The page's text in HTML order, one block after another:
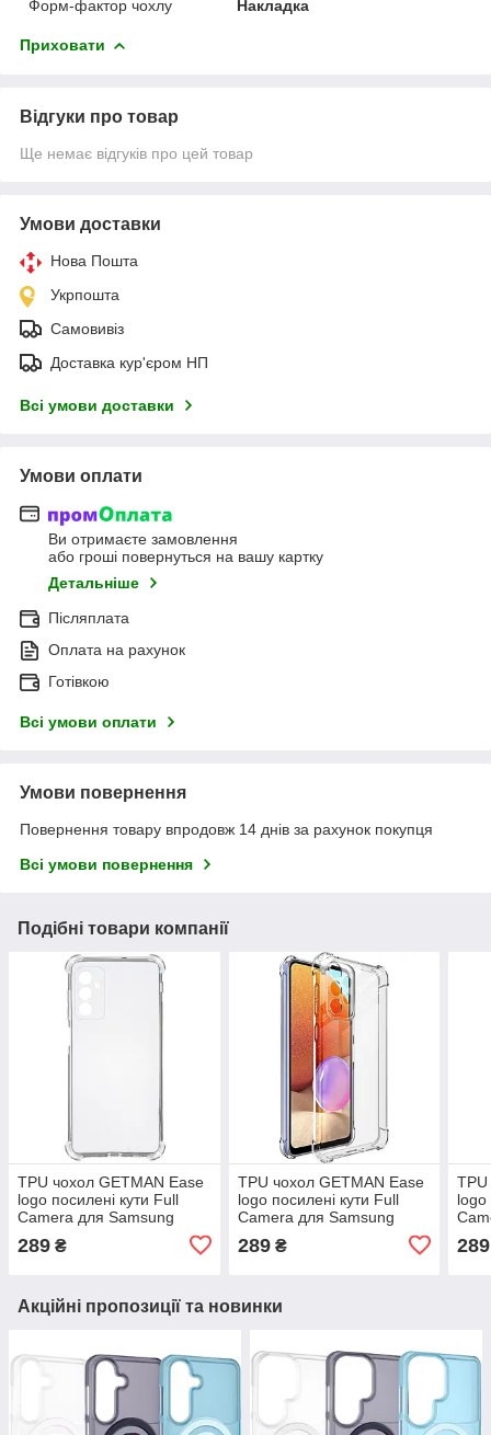
Форм-фактор чохлу
Накладка
Приховати
Відгуки про товар
Ще немає відгуків про цей товар
Умови доставки
Нова Пошта
Укрпошта
Самовивіз
Доставка кур'єром НП
Всі умови доставки
Умови оплати
Ви отримаєте замовлення
або гроші повернуться на вашу картку
Детальніше
Післяплата
Оплата на рахунок
Готівкою
Всі умови оплати
Умови повернення
Повернення товару впродовж 14 днів за рахунок покупця
Всі умови повернення
Подібні товари компанії
TPU чохол GETMAN Ease
logo посилені кути Full
Camera для Samsung
289 ₴
TPU чохол GETMAN Ease
logo посилені кути Full
Camera для Samsung
289₴
logo
289
Акційні пропозиції та новинки